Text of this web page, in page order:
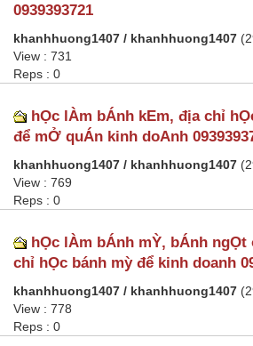
0939393721
khanhhuong1407 / khanhhuong1407
View : 731
Reps : 0
hỌc lÀm bÁnh kEm, địa chỉ
để mỞ quÁn kinh doAnh
khanhhuong1407 / khanhhuong1407
View : 769
Reps : 0
hỌc lÀm bÁnh mỲ, bÁnh
chỉ hỌc bánh mỳ để kinh doanh
khanhhuong1407 / khanhhuong1407
View : 778
Reps : 0